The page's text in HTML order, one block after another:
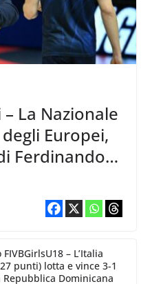
La Nazionale
Europei,
Ferdinando
– L’Italia
punti) lotta e vince 3-1
Dominicana